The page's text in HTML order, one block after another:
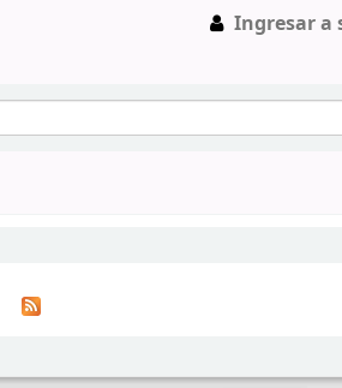
Ingresar a